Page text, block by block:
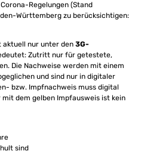
Regelungen (Stand
Württemberg zu berücksichtigen:
aktuell nur unter den 3G-
Zutritt nur für getestete,
Die Nachweise werden mit einem
und sind nur in digitaler
bzw. Impfnachweis muss digital
dem gelben Impfausweis ist kein
sind